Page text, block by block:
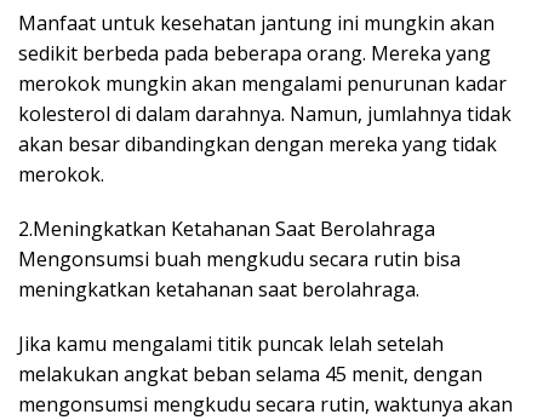
Manfaat untuk kesehatan jantung ini mungkin akan
sedikit berbeda pada beberapa orang. Mereka yang
merokok mungkin akan mengalami penurunan kadar
kolesterol di dalam darahnya. Namun, jumlahnya tidak
akan besar dibandingkan dengan mereka yang tidak
merokok.
2.Meningkatkan Ketahanan Saat Berolahraga
Mengonsumsi buah mengkudu secara rutin bisa
meningkatkan ketahanan saat berolahraga.
Jika kamu mengalami titik puncak lelah setelah
melakukan angkat beban selama 45 menit, dengan
mengonsumsi mengkudu secara rutin, waktunya akan